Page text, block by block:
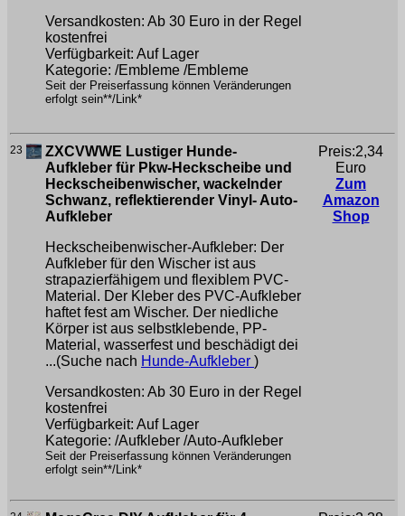
Versandkosten: Ab 30 Euro in der Regel
kostenfrei
Verfügbarkeit: Auf Lager
Kategorie: /Embleme /Embleme
Seit der Preiserfassung können Veränderungen
erfolgt sein**/Link*
23
ZXCVWWE Lustiger Hunde-
Aufkleber für Pkw-Heckscheibe und
Heckscheibenwischer, wackelnder
Schwanz, reflektierender Vinyl- Auto-
Aufkleber
Heckscheibenwischer-Aufkleber: Der
Aufkleber für den Wischer ist aus
strapazierfähigem und flexiblem PVC-
Material. Der Kleber des PVC-Aufkleber
haftet fest am Wischer. Der niedliche
Körper ist aus selbstklebende, PP-
Material, wasserfest und beschädigt dei
...(Suche nach Hunde-Aufkleber )
Versandkosten: Ab 30 Euro in der Regel
kostenfrei
Verfügbarkeit: Auf Lager
Kategorie: /Aufkleber /Auto-Aufkleber
Seit der Preiserfassung können Veränderungen
erfolgt sein**/Link*
Preis:2,34
Euro
Zum
Amazon
Shop